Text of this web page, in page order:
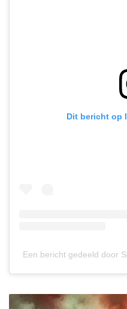
Dit bericht op
Een bericht gedeeld door